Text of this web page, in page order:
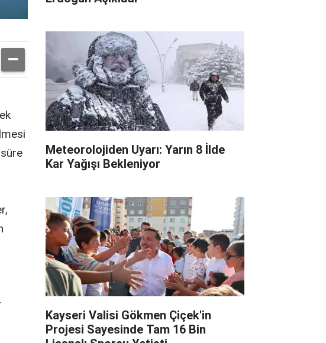
Meteorolojiden Uyarı: Yarın 8 İlde
Kar Yağışı Bekleniyor
Kayseri Valisi Gökmen Çiçek'in
Projesi Sayesinde Tam 16 Bin